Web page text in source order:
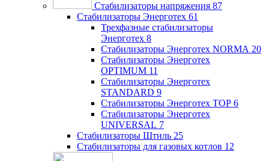
Стабилизаторы напряжения 87
Стабилизаторы Энерготех 61
Трехфазные стабилизаторы
Энерготех 8
Стабилизаторы Энерготех NORMA 20
Стабилизаторы Энерготех
OPTIMUM 11
Стабилизаторы Энерготех
STANDARD 9
Стабилизаторы Энерготех TOP 6
Стабилизаторы Энерготех
UNIVERSAL 7
Стабилизаторы Штиль 25
Стабилизаторы для газовых котлов 12